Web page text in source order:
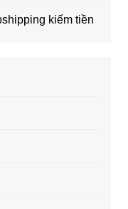
kiếm tiền